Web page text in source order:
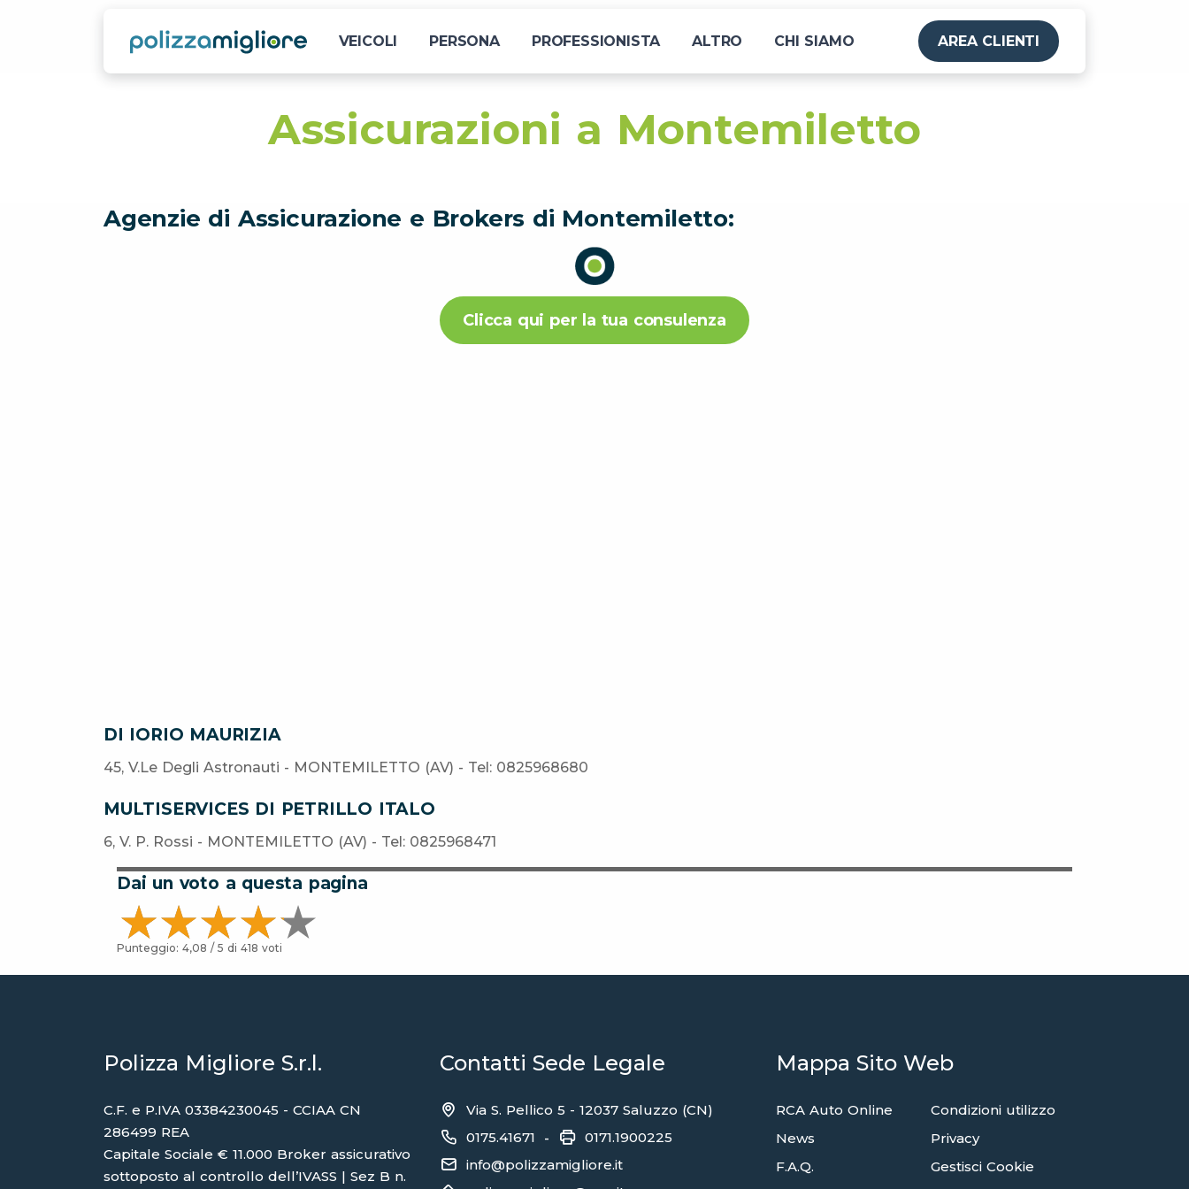
VEICOLI PERSONA PROFESSIONISTA ALTRO CHI SIAMO AREA CLIENTI
Assicurazioni a Montemiletto
Agenzie di Assicurazione e Brokers di Montemiletto:
Clicca qui per la tua consulenza
DI IORIO MAURIZIA
45, V.Le Degli Astronauti - MONTEMILETTO (AV) - Tel: 0825968680
MULTISERVICES DI PETRILLO ITALO
6, V. P. Rossi - MONTEMILETTO (AV) - Tel: 0825968471
Dai un voto a questa pagina
Punteggio: 4,08 / 5 di 418 voti
Polizza Migliore S.r.l.
C.F. e P.IVA 03384230045 - CCIAA CN
286499 REA
Capitale Sociale € 11.000 Broker assicurativo
sottoposto al controllo dell’IVASS | Sez B n.
Contatti Sede Legale
Via S. Pellico 5 - 12037 Saluzzo (CN)
0175.41671 -
0171.1900225
info@polizzamigliore.it
Mappa Sito Web
RCA Auto Online
News
F.A.Q.
Condizioni utilizzo
Privacy
Gestisci Cookie